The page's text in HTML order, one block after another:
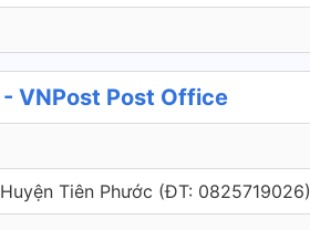
VNPost Post Office
Tiên Phước (ÐT: 0825719026)